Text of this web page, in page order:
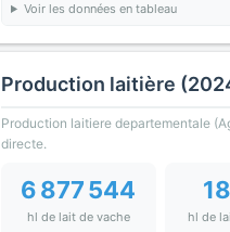
Voir les données en tableau
Production laitière
Production laitiere departementale
directe.
6 877 544
hl de lait de vache hl de